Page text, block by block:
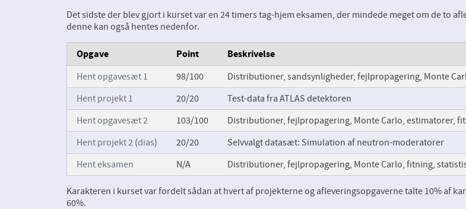
Det sidste der blev gjort i kurset var en 24 timers tag-hjem eksamen, der mindede meget om de to
denne kan også hentes nedenfor.
Opgave Point Beskrivelse
Hent opgavesæt 1 98/100
Distributioner, sandsynligheder, fejlpropagering, Monte
Hent projekt 1
20/20
Test-data fra ATLAS detektoren
Hent opgavesæt 2
103/100
Distributioner, fejlpropagering, Monte Carlo, estimatorer,
Hent projekt 2(dias) 20/20
Selvvalgt datasæt: Simulation af neutron-moderatorer
Hent eksamen
N/A Distributioner, fejlpropagering, Monte Carlo, fitning,
Karakteren i kurset var fordelt sådan at hvert af projekterne og afleveringsopgaverne talte 10% af
60%.